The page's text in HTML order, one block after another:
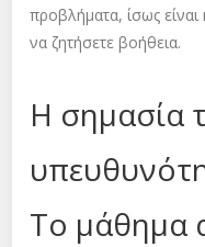
προβλήματα, ίσως είναι
να ζητήσετε βοήθεια.
Η σημασία
Το μάθημα